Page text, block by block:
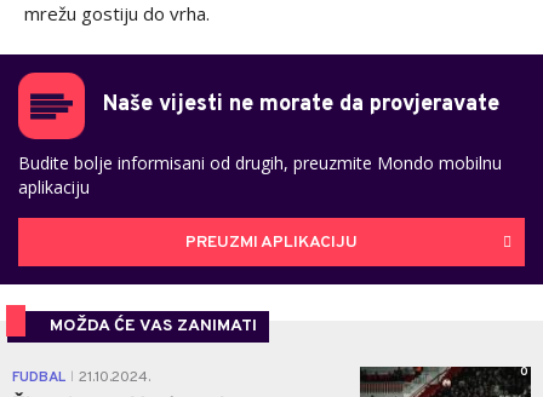
mrežu gostiju do vrha.
Naše vijesti ne morate da provjeravate
Budite bolje informisani od drugih, preuzmite Mondo mobilnu
aplikaciju
PREUZMI APLIKACIJU
MOŽDA ĆE VAS ZANIMATI
FUDBAL 21.10.2024. 0